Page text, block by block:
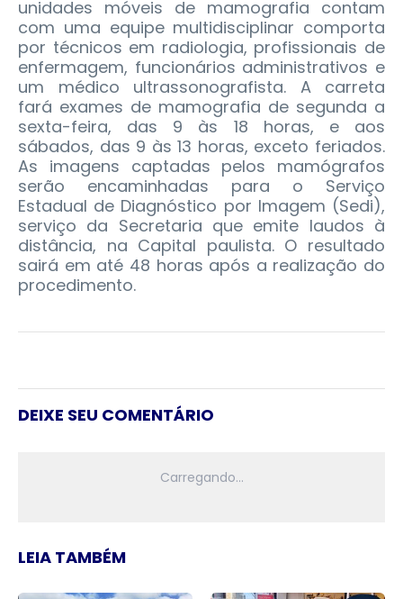
unidades móveis de mamografia contam
com uma equipe multidisciplinar comporta
por técnicos em radiologia, profissionais de
enfermagem, funcionários administrativos e
um médico ultrassonografista. A carreta
fará exames de mamografia de segunda a
sexta-feira, das 9 às 18 horas, e aos
sábados, das 9 às 13 horas, exceto feriados.
As imagens captadas pelos mamógrafos
serão encaminhadas para o Serviço
Estadual de Diagnóstico por Imagem (Sedi),
serviço da Secretaria que emite laudos à
distância, na Capital paulista. O resultado
sairá em até 48 horas após a realização do
procedimento.
DEIXE SEU COMENTÁRIO
LEIA TAMBÉM